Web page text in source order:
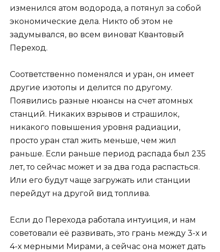
изменился атом водорода, а потянул за собой
экономические дела. Никто об этом не
задумывался, во всем виноват Квантовый
Переход.
Соответственно поменялся и уран, он имеет
другие изотопы и делится по другому.
Появились разные нюансы на счет атомных
станций. Никаких взрывов и страшилок,
никакого повышения уровня радиации,
просто уран стал жить меньше, чем жил
раньше. Если раньше период распада был 235
лет, то сейчас может и за два года распасться.
Или его будут чаще загружать или станции
перейдут на другой вид топлива.
Если до Перехода работала интуиция, и нам
советовали её развивать, это грань между 3-х и
4-х мерными Мирами, а сейчас она может дать